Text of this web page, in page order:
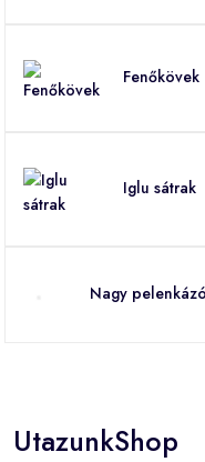
Fenőkövek
Iglu sátrak
Nagy
UtazunkShop